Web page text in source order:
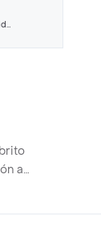
a